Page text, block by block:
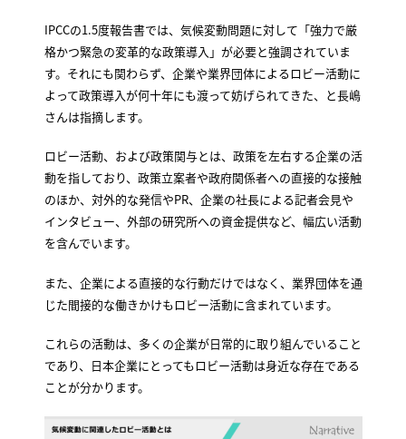
IPCCの1.5度報告書では、気候変動問題に対して「強力で厳
格かつ緊急の変革的な政策導入」が必要と強調されていま
す。それにも関わらず、企業や業界団体によるロビー活動に
よって政策導入が何十年にも渡って妨げられてきた、と長嶋
さんは指摘します。
ロビー活動、および政策関与とは、政策を左右する企業の活
動を指しており、政策立案者や政府関係者への直接的な接触
のほか、対外的な発信やPR、企業の社長による記者会見や
インタビュー、外部の研究所への資金提供など、幅広い活動
を含んでいます。
また、企業による直接的な行動だけではなく、業界団体を通
じた間接的な働きかけもロビー活動に含まれています。
これらの活動は、多くの企業が日常的に取り組んでいること
であり、日本企業にとってもロビー活動は身近な存在である
ことが分かります。